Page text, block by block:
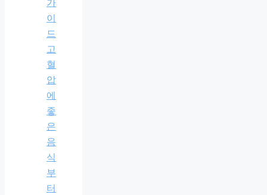
가
이
드
고
혈
압
에
좋
은
음
식
부
터